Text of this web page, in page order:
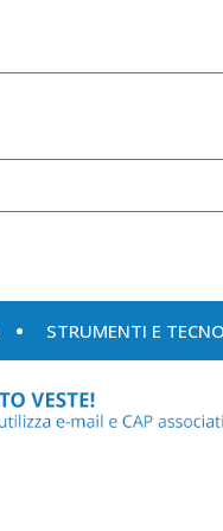
STRUMENTI E